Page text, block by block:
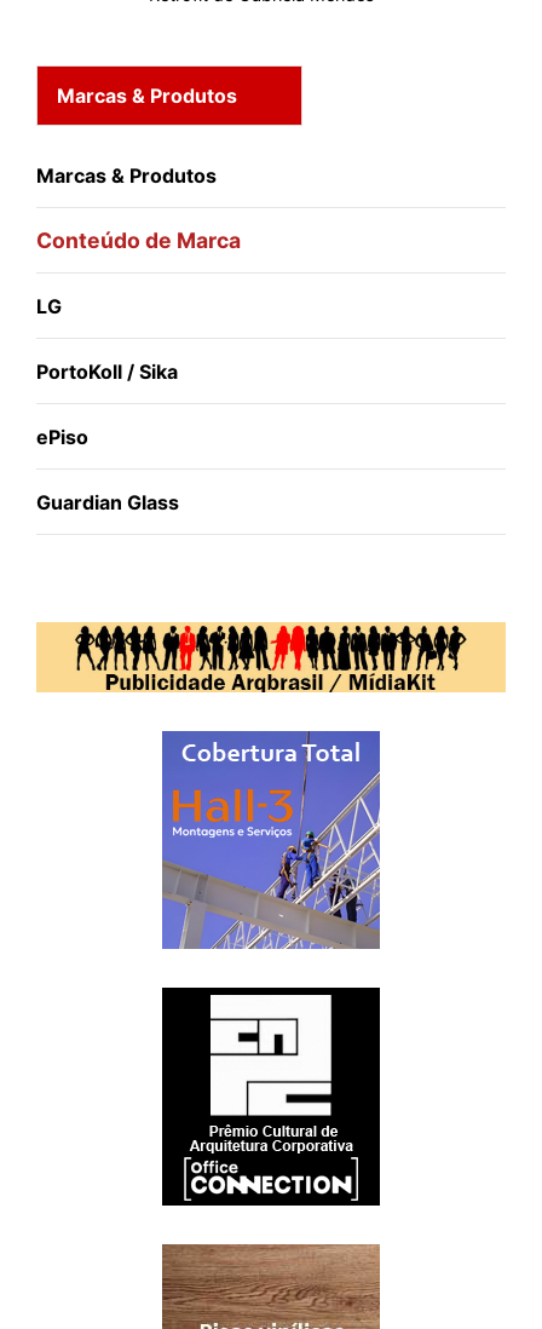
Marcas & Produtos
Marcas & Produtos
Conteúdo de Marca
LG
PortoKoll / Sika
ePiso
Guardian Glass